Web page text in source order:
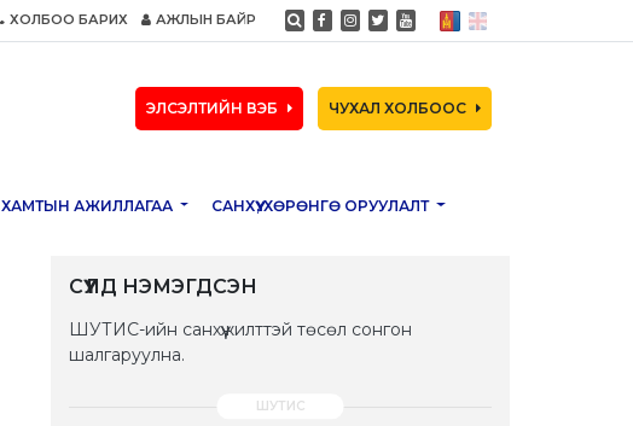
ХОЛБОО БАРИХ АЖЛЫН БАЙР
ЭЛСЭЛТИЙН ВЭБ ЧУХАЛ ХОЛБООС
ХАМТЫН АЖИЛЛАГАА САНХҮҮ, ХӨРӨНГӨ ОРУУЛАЛТ
СҮҮЛД НЭМЭГДСЭН
ШУТИС-ийн санхүүжилттэй төсөл сонгон
шалгаруулна.